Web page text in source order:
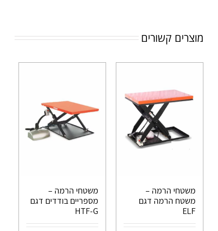
מוצרים קשורים
משטחי הרמה –
משטח הרמה דגם
ELF
משטחי הרמה –
מספריים בודדים דגם
HTF-G